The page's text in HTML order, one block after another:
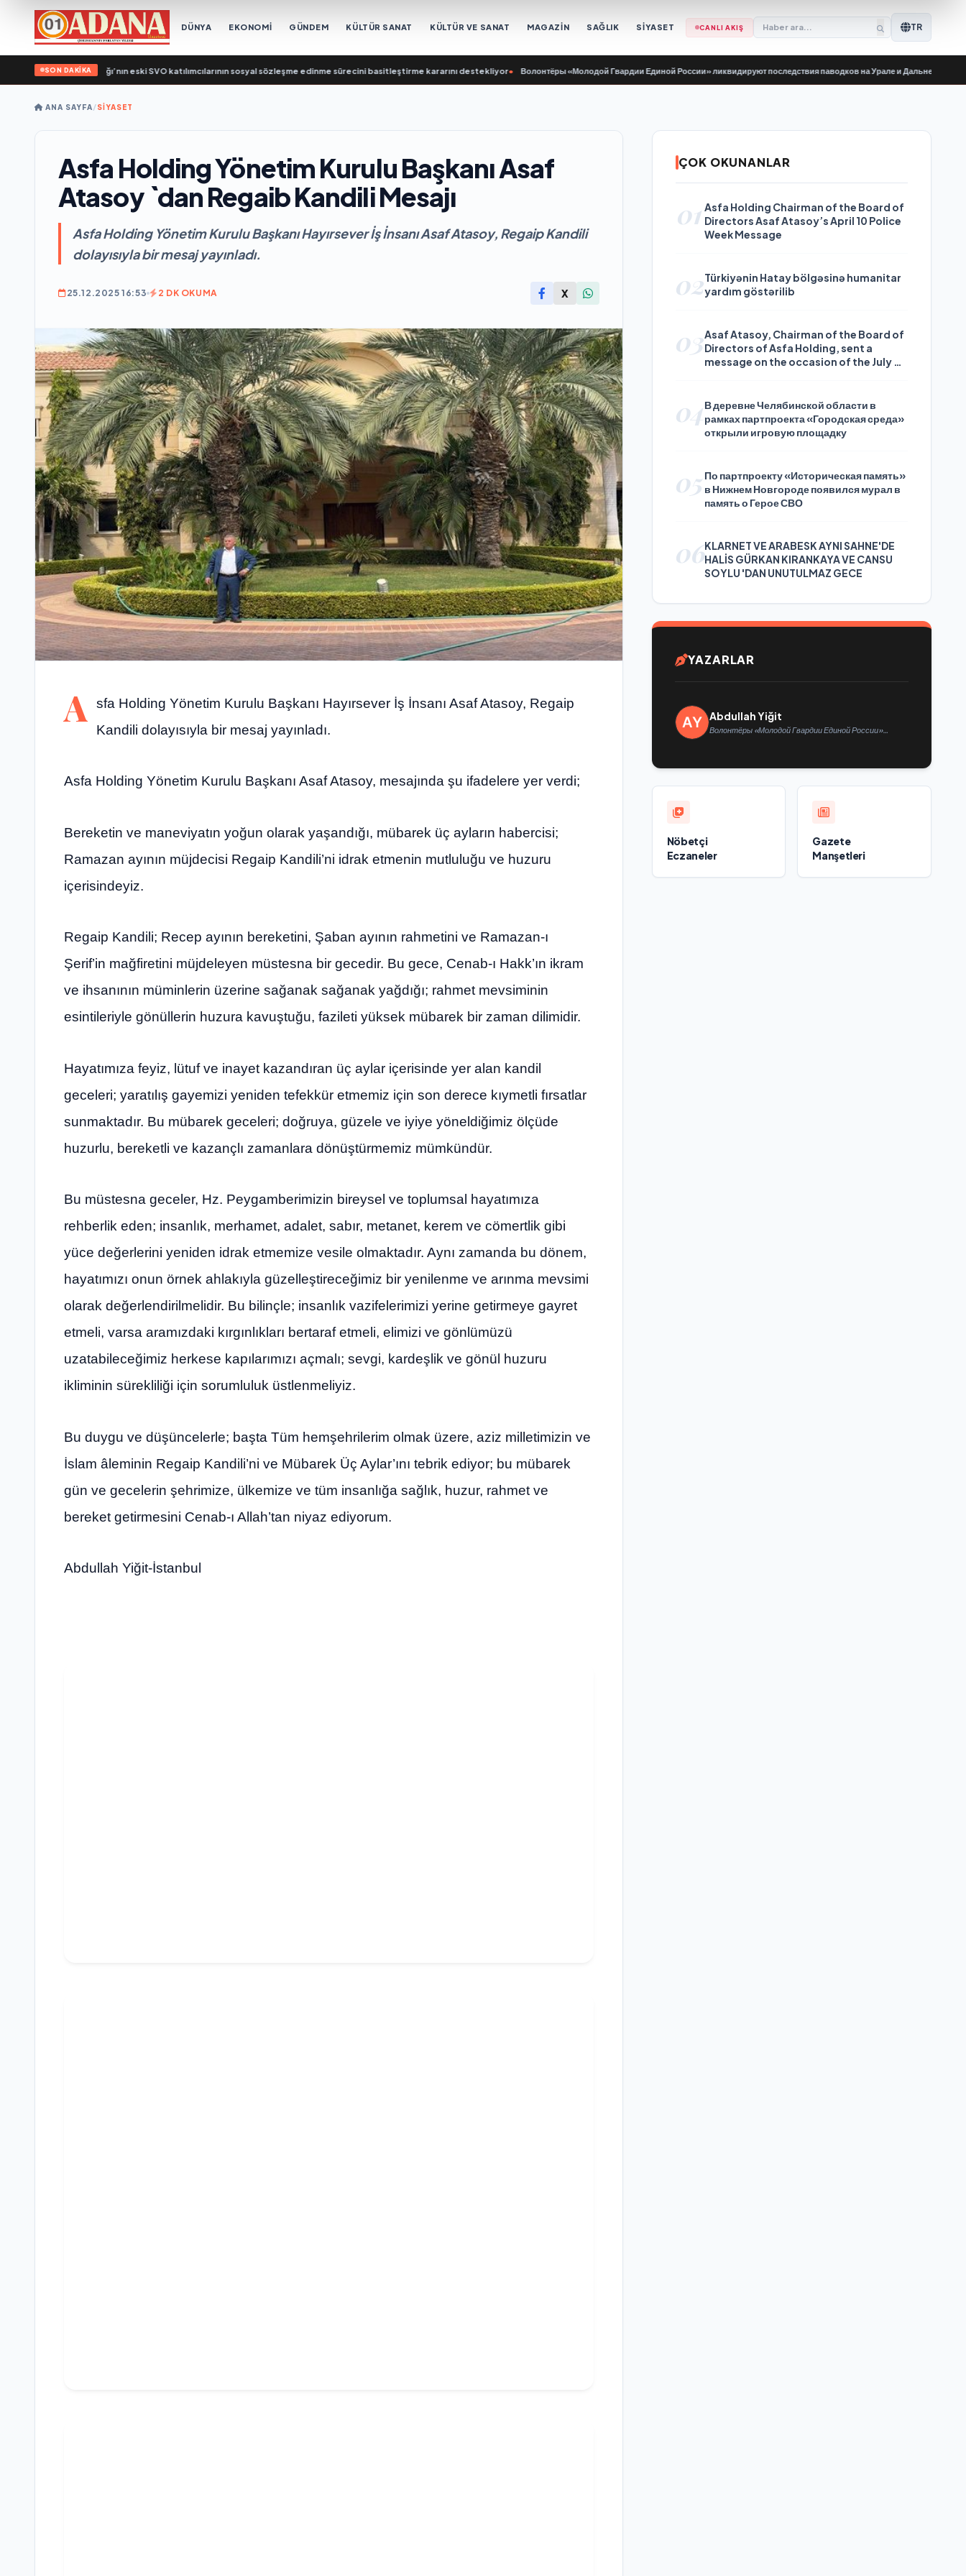
DÜNYA EKONOMİ GÜNDEM KÜLTÜR SANAT KÜLTÜR VE SANAT MAGAZİN SAĞLIK SİYASET CANLI AKIŞ TR
SON DAKİKA
Bakanlığı’nın eski SVO katılımcılarının sosyal sözleşme edinme sürecini basitleştirme kararını destekliyor• Волонтёры «Молодой Гвардии Единой России» ликвидируют последствия паводков на Урале и Дальнем Востоке
ANA SAYFA/SİYASET
Asfa Holding Yönetim Kurulu Başkanı Asaf
Atasoy `dan Regaib Kandili Mesajı
Asfa Holding Yönetim Kurulu Başkanı Hayırsever İş İnsanı Asaf Atasoy, Regaip Kandili
dolayısıyla bir mesaj yayınladı.
25.12.2025 16:53 2 DK OKUMA X
A
sfa Holding Yönetim Kurulu Başkanı Hayırsever İş İnsanı Asaf Atasoy, Regaip
Kandili dolayısıyla bir mesaj yayınladı.
Asfa Holding Yönetim Kurulu Başkanı Asaf Atasoy, mesajında şu ifadelere yer verdi;
Bereketin ve maneviyatın yoğun olarak yaşandığı, mübarek üç ayların habercisi;
Ramazan ayının müjdecisi Regaip Kandili’ni idrak etmenin mutluluğu ve huzuru
içerisindeyiz.
Regaip Kandili; Recep ayının bereketini, Şaban ayının rahmetini ve Ramazan-ı
Şerif’in mağfiretini müjdeleyen müstesna bir gecedir. Bu gece, Cenab-ı Hakk’ın ikram
ve ihsanının müminlerin üzerine sağanak sağanak yağdığı; rahmet mevsiminin
esintileriyle gönüllerin huzura kavuştuğu, fazileti yüksek mübarek bir zaman dilimidir.
Hayatımıza feyiz, lütuf ve inayet kazandıran üç aylar içerisinde yer alan kandil
geceleri; yaratılış gayemizi yeniden tefekkür etmemiz için son derece kıymetli fırsatlar
sunmaktadır. Bu mübarek geceleri; doğruya, güzele ve iyiye yöneldiğimiz ölçüde
huzurlu, bereketli ve kazançlı zamanlara dönüştürmemiz mümkündür.
Bu müstesna geceler, Hz. Peygamberimizin bireysel ve toplumsal hayatımıza
rehberlik eden; insanlık, merhamet, adalet, sabır, metanet, kerem ve cömertlik gibi
yüce değerlerini yeniden idrak etmemize vesile olmaktadır. Aynı zamanda bu dönem,
hayatımızı onun örnek ahlakıyla güzelleştireceğimiz bir yenilenme ve arınma mevsimi
olarak değerlendirilmelidir. Bu bilinçle; insanlık vazifelerimizi yerine getirmeye gayret
etmeli, varsa aramızdaki kırgınlıkları bertaraf etmeli, elimizi ve gönlümüzü
uzatabileceğimiz herkese kapılarımızı açmalı; sevgi, kardeşlik ve gönül huzuru
ikliminin sürekliliği için sorumluluk üstlenmeliyiz.
Bu duygu ve düşüncelerle; başta Tüm hemşehrilerim olmak üzere, aziz milletimizin ve
İslam âleminin Regaip Kandili’ni ve Mübarek Üç Aylar’ını tebrik ediyor; bu mübarek
gün ve gecelerin şehrimize, ülkemize ve tüm insanlığa sağlık, huzur, rahmet ve
bereket getirmesini Cenab-ı Allah’tan niyaz ediyorum.
Abdullah Yiğit-İstanbul
ÇOK OKUNANLAR
01 Asfa Holding Chairman of the Board of
Directors Asaf Atasoy’s April 10 Police
Week Message
02Türkiyənin Hatay bölgəsinə humanitar
yardım göstərilib
03Asaf Atasoy, Chairman of the Board of
Directors of Asfa Holding, sent a
message on the occasion of the July 24
04В деревне Челябинской области в
рамках партпроекта «Городская среда»
открыли игровую площадку
05 По партпроекту «Историческая память»
в Нижнем Новгороде появился мурал в
память о Герое СВО
06KLARNET VE ARABESK AYNI SAHNE'DE
HALİS GÜRKAN KIRANKAYA VE CANSU
SOYLU 'DAN UNUTULMAZ GECE
YAZARLAR
Abdullah Yiğit
Волонтёры «Молодой Гвардии Единой России»
Nöbetçi
Eczaneler
Gazete
Manşetleri